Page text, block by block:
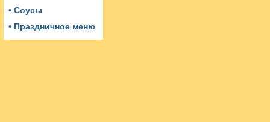
• Соусы
• Праздничное меню